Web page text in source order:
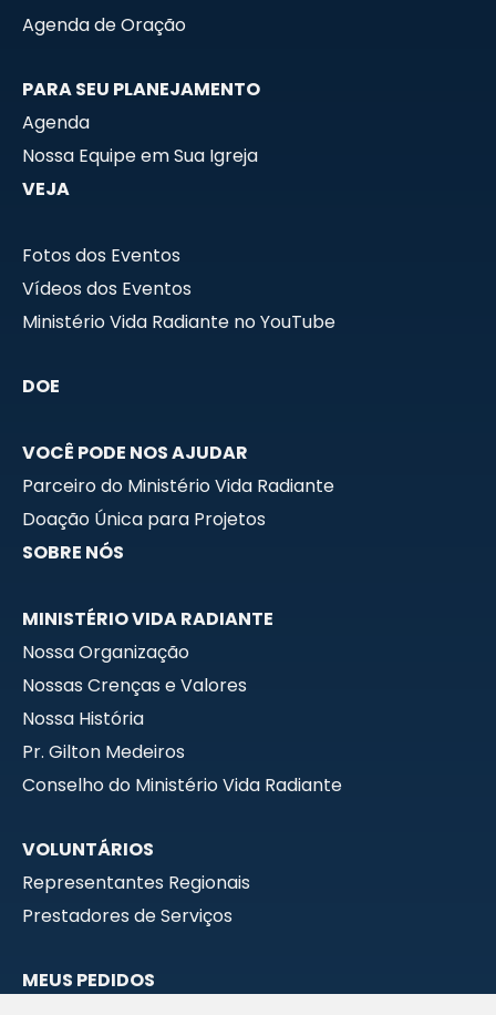
Agenda de Oração
PARA SEU PLANEJAMENTO
Agenda
Nossa Equipe em Sua Igreja
VEJA
Fotos dos Eventos
Vídeos dos Eventos
Ministério Vida Radiante no YouTube
DOE
VOCÊ PODE NOS AJUDAR
Parceiro do Ministério Vida Radiante
Doação Única para Projetos
SOBRE NÓS
MINISTÉRIO VIDA RADIANTE
Nossa Organização
Nossas Crenças e Valores
Nossa História
Pr. Gilton Medeiros
Conselho do Ministério Vida Radiante
VOLUNTÁRIOS
Representantes Regionais
Prestadores de Serviços
MEUS PEDIDOS